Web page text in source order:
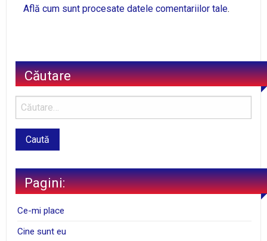
Află cum sunt procesate datele comentariilor tale.
Căutare
Pagini:
Ce-mi place
Cine sunt eu